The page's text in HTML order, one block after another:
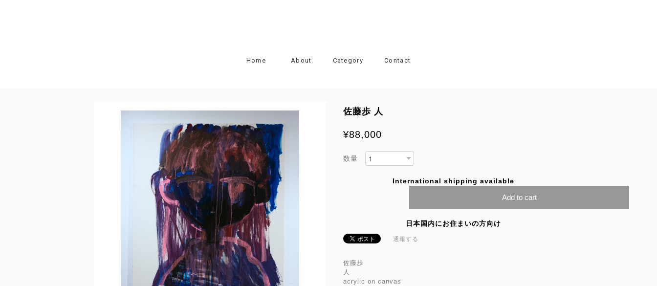
Home About Category Contact
佐藤歩 人
¥88,000
数量
International shipping available
Add to cart
日本国内にお住まいの方向け
通報する
佐藤歩
人
acrylic on canvas